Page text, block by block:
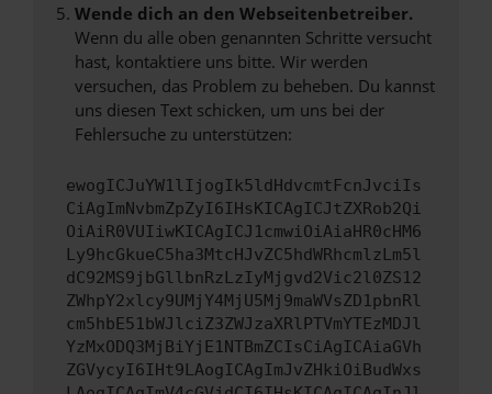
Wende dich an den Webseitenbetreiber.
Wenn du alle oben genannten Schritte versucht
hast, kontaktiere uns bitte. Wir werden
versuchen, das Problem zu beheben. Du kannst
uns diesen Text schicken, um uns bei der
Fehlersuche zu unterstützen:
ewogICJuYW1lIjogIk5ldHdvcmtFcnJvciIs
CiAgImNvbmZpZyI6IHsKICAgICJtZXRob2Qi
OiAiR0VUIiwKICAgICJ1cmwiOiAiaHR0cHM6
Ly9hcGkueC5ha3MtcHJvZC5hdWRhcmlzLm5l
dC92MS9jbGllbnRzLzIyMjgvd2Vic2l0ZS12
ZWhpY2xlcy9UMjY4MjU5Mj9maWVsZD1pbnRl
cm5hbE51bWJlciZ3ZWJzaXRlPTVmYTEzMDJl
YzMxODQ3MjBiYjE1NTBmZCIsCiAgICAiaGVh
ZGVycyI6IHt9LAogICAgImJvZHkiOiBudWxs